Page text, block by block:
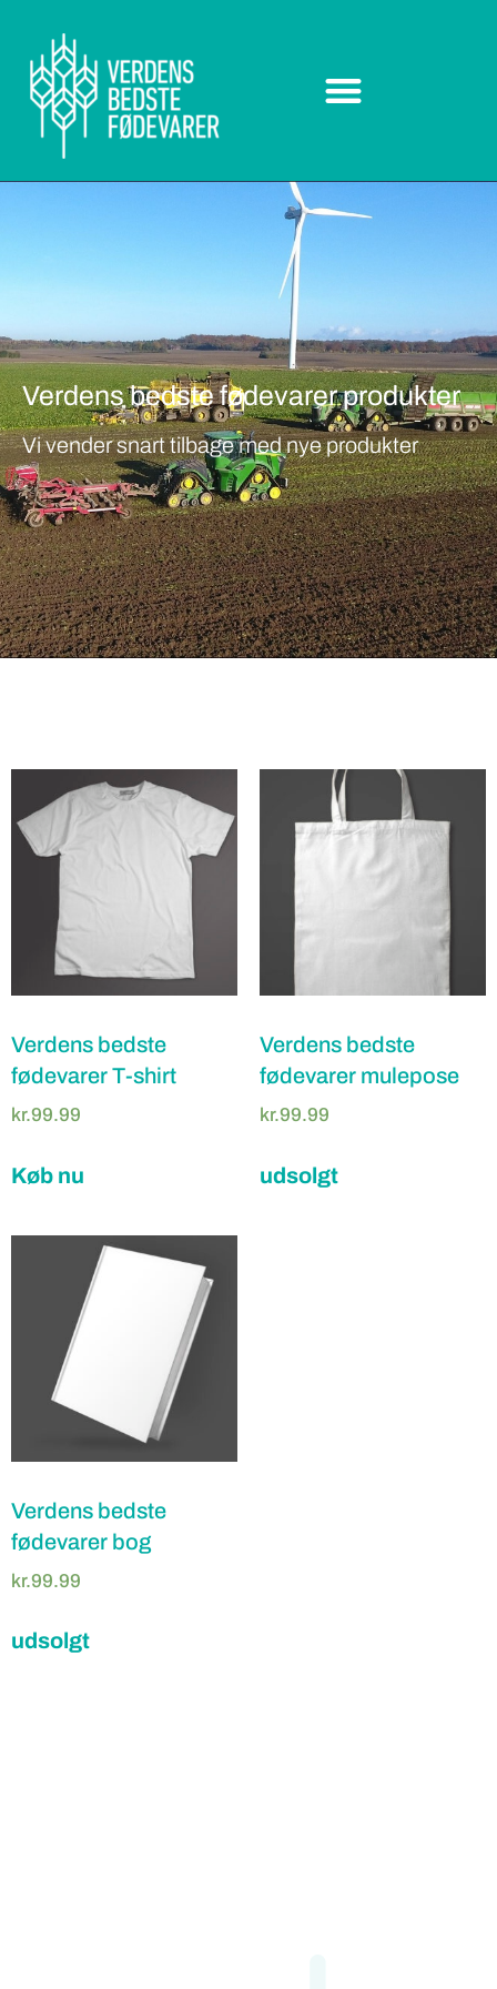
Verdens bedste fødevarer produkter
Vi vender snart tilbage med nye produkter
Verdens bedste
fødevarer T-shirt
kr.99.99
Køb nu
Verdens bedste
fødevarer mulepose
kr.99.99
udsolgt
Verdens bedste
fødevarer bog
kr.99.99
udsolgt